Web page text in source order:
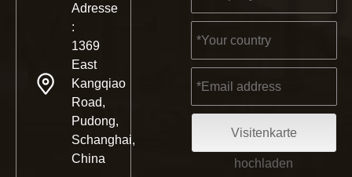
Adresse
:
1369
East
Kangqiao
Road,
Pudong,
Schanghai,
China
Visitenkarte
hochladen